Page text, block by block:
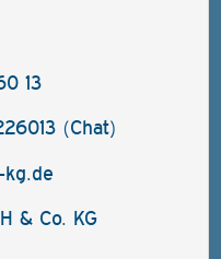
13
(Chat)
kg.de
& Co. KG